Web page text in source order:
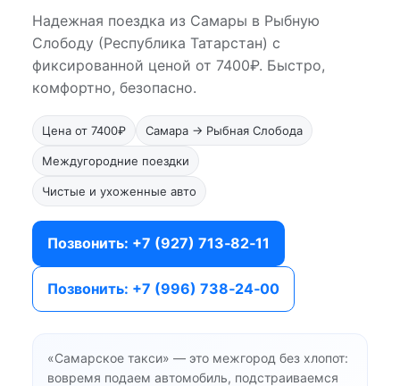
Надежная поездка из Самары в Рыбную
Слободу (Республика Татарстан) с
фиксированной ценой от 7400₽. Быстро,
комфортно, безопасно.
Цена от 7400₽ Самара → Рыбная Слобода
Междугородние поездки
Чистые и ухоженные авто
Позвонить: +7 (927) 713‑82‑11
Позвонить: +7 (996) 738‑24‑00
«Самарское такси» — это межгород без хлопот:
вовремя подаем автомобиль, подстраиваемся